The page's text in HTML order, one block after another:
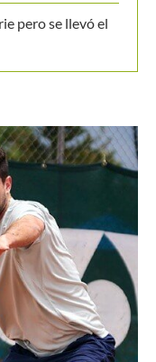
pero se llevó el